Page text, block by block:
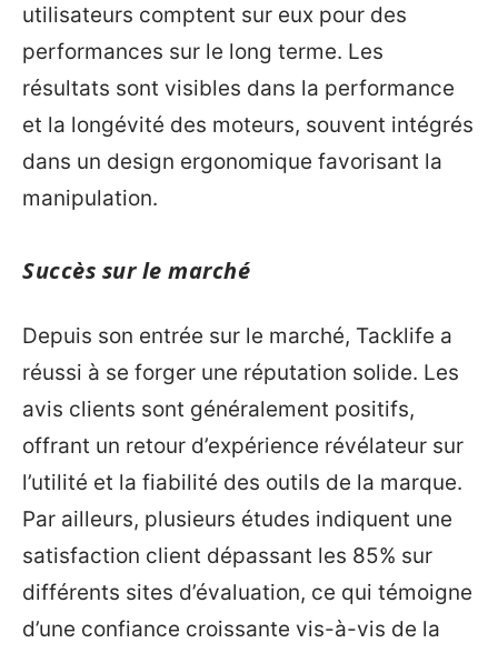
utilisateurs comptent sur eux pour des
performances sur le long terme. Les
résultats sont visibles dans la performance
et la longévité des moteurs, souvent intégrés
dans un design ergonomique favorisant la
manipulation.
Succès sur le marché
Depuis son entrée sur le marché, Tacklife a
réussi à se forger une réputation solide. Les
avis clients sont généralement positifs,
offrant un retour d’expérience révélateur sur
l’utilité et la fiabilité des outils de la marque.
Par ailleurs, plusieurs études indiquent une
satisfaction client dépassant les 85% sur
différents sites d’évaluation, ce qui témoigne
d’une confiance croissante vis-à-vis de la